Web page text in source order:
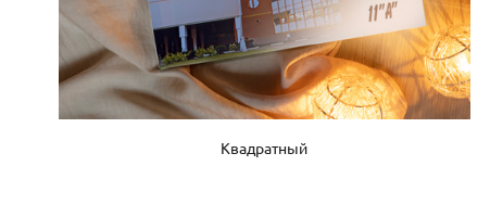
Квадратный